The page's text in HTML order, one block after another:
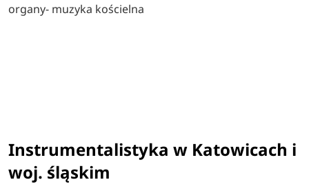
organy- muzyka kościelna
Instrumentalistyka w Katowicach i
woj. śląskim